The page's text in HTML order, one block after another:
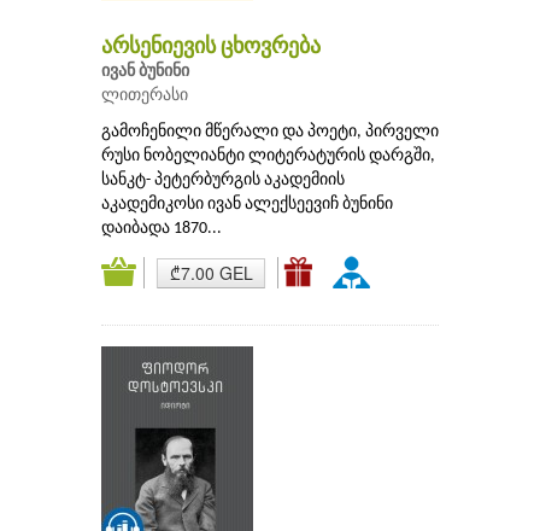
არსენიევის ცხოვრება
ივან ბუნინი
ლითერასი
გამოჩენილი მწერალი და პოეტი, პირველი
რუსი ნობელიანტი ლიტერატურის დარგში,
სანკტ- პეტერბურგის აკადემიის
აკადემიკოსი ივან ალექსეევიჩ ბუნინი
დაიბადა 1870...
₾7.00 GEL